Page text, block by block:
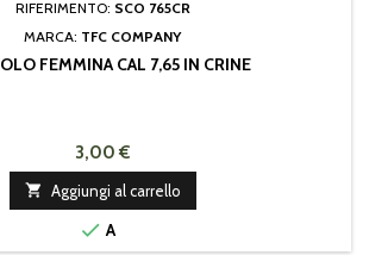
RIFERIMENTO: SCO 765CR
MARCA: TFC COMPANY
FEMMINA CAL 7,65 IN CRINE
3,00 €
 Aggiungi al carrello
 A